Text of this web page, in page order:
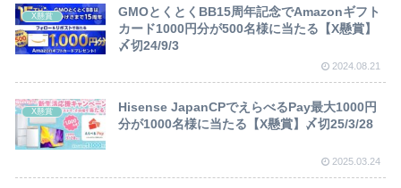
X懸賞
GMOとくとくBB15周年記念でAmazonギフト
カード1000円分が500名様に当たる【X懸賞】
〆切24/9/3
2024.08.21
X懸賞
Hisense JapanCPでえらべるPay最大1000円
分が1000名様に当たる【X懸賞】〆切25/3/28
2025.03.24